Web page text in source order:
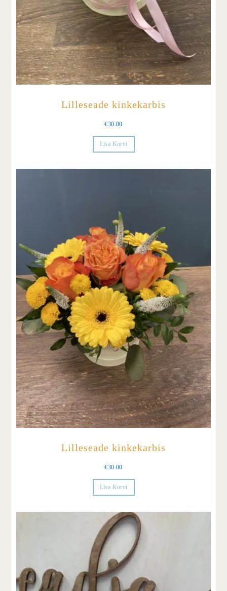
Lilleseade kinkekarbis
€30.00
Lisa Korvi
Lilleseade kinkekarbis
€30.00
Lisa Korvi